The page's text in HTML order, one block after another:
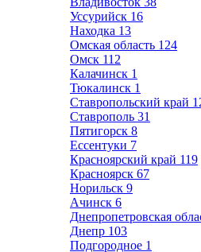
Уссурийск 16
Находка 13
Омская область 124
Омск 112
Калачинск 1
Тюкалинск 1
Ставропольский край
Ставрополь 31
Пятигорск 8
Ессентуки 7
Красноярский край 119
Красноярск 67
Норильск 9
Ачинск 6
Днепропетровская
Днепр 103
Подгородное 1